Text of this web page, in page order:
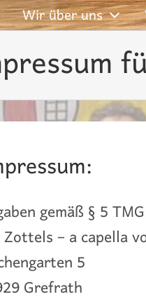
Wir über uns
gemäß § 5
– a capella
5
Grefrath